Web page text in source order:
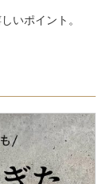
いポイント。